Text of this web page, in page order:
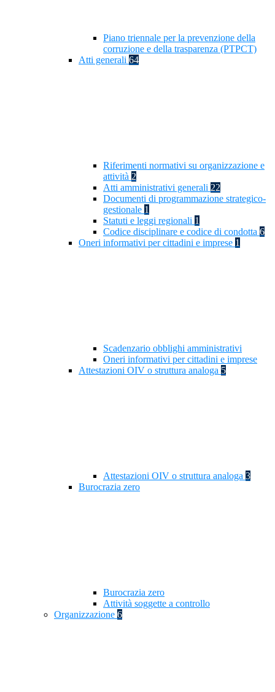
Piano triennale per la prevenzione della
corruzione e della trasparenza (PTPCT)
Atti generali 64
Riferimenti normativi su organizzazione e
attività 2
Atti amministrativi generali 22
Documenti di programmazione strategico-
gestionale 1
Statuti e leggi regionali 1
Codice disciplinare e codice di condotta 6
Oneri informativi per cittadini e imprese 1
Scadenzario obblighi amministrativi
Oneri informativi per cittadini e imprese
Attestazioni OIV o struttura analoga 5
Attestazioni OIV o struttura analoga 3
Burocrazia zero
Burocrazia zero
Attività soggette a controllo
Organizzazione 6